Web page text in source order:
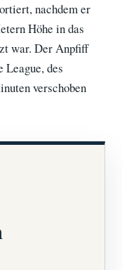
nachdem er
Höhe in das
war. Der Anpfiff
League, des
verschoben